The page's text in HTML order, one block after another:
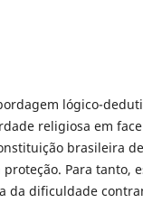
lógico-
religiosa em
brasileira
Para tanto,
da dificuldade